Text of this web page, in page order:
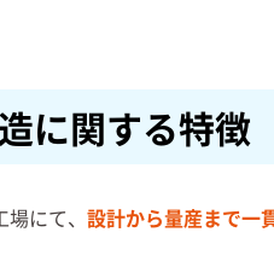
に関する特徴
にて、 設計から量産まで一